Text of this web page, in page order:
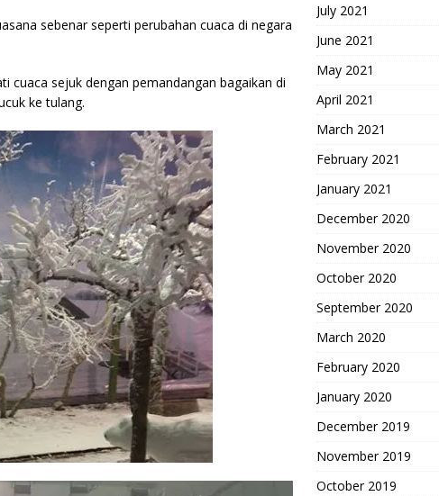
sebenar seperti perubahan cuaca di negara
cuaca sejuk dengan pemandangan bagaikan di
ke tulang.
July 2021
June 2021
May 2021
April 2021
March 2021
February 2021
January 2021
December 2020
November 2020
October 2020
September 2020
March 2020
February 2020
January 2020
December 2019
November 2019
October 2019